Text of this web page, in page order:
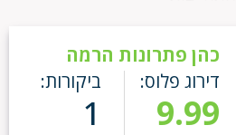
כהן פתרונות הרמה
דירוג פלוס:
9.99
ביקורות:
1